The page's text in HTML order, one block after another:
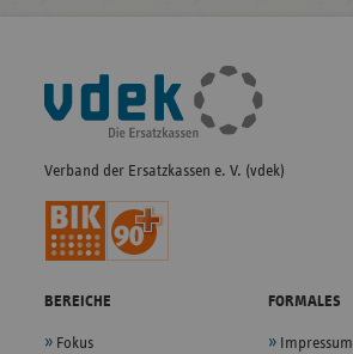
Fußleisten-
Navigation
Verband der Ersatzkassen e. V. (vdek)
BEREICHE
Fokus
FORMALES
Impressum